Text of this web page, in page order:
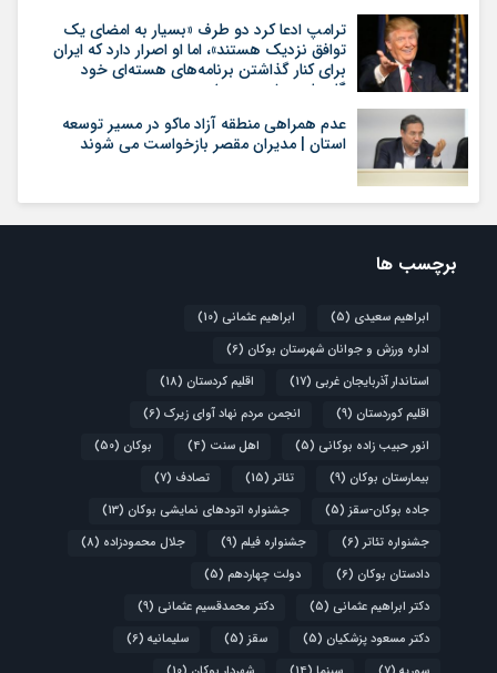
ترامپ ادعا کرد دو طرف «بسیار به امضای یک
توافق نزدیک هستند»، اما او اصرار دارد که ایران
برای کنار گذاشتن برنامه‌های هسته‌ای خود
گام‌های بیشتری بردارد
عدم همراهی منطقه آزاد ماکو در مسیر توسعه
استان | مدیران مقصر بازخواست می شوند
برچسب ها
ابراهیم سعیدی (5) ابراهیم عثمانی (10)
اداره ورزش و جوانان شهرستان بوکان (6)
استاندار آذربایجان غربی (17) اقلیم کردستان (18)
اقلیم کوردستان (9) انجمن مردم نهاد آوای زیرک (6)
انور حبیب زاده بوکانی (5) اهل سنت (4) بوکان (50)
بیمارستان بوکان (9) تئاتر (15) تصادف (7)
جاده بوکان-سقز (5) جشنواره اتودهای نمایشی بوکان (13)
جشنواره تئاتر (6) جشنواره فیلم (9) جلال محمودزاده (8)
دادستان بوکان (6) دولت چهاردهم (5)
دکتر ابراهیم عثمانی (5) دکتر محمدقسیم عثمانی (9)
دکتر مسعود پزشکیان (5) سقز (5) سلیمانیه (6)